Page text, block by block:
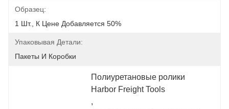
Образец:
1 Шт., К Цене Добавляется 50%
Упаковывая Детали:
Пакеты И Коробки
Полиуретановые ролики
Harbor Freight Tools
,